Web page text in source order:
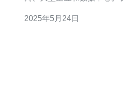
断香港CN2网络的速度和稳
2025年5月24日